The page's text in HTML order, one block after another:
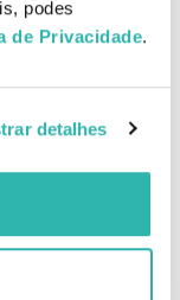
podes
de Privacidade.
detalhes